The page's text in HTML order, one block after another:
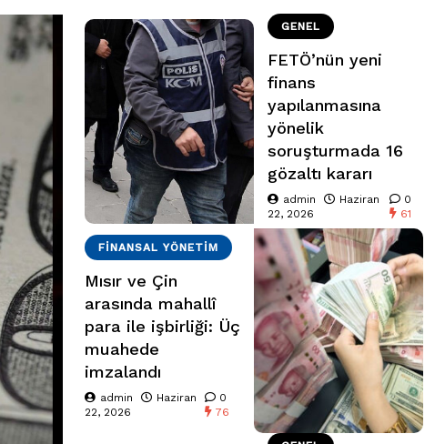
GENEL
FETÖ’nün yeni
finans
yapılanmasına
yönelik
soruşturmada 16
gözaltı kararı
admin
Haziran
22, 2026
0
61
FINANSAL YÖNETIM
Mısır ve Çin
arasında mahallî
para ile işbirliği: Üç
muahede
imzalandı
admin
Haziran
22, 2026
0
76